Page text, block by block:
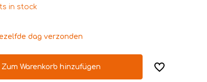
in stock
dag verzonden
Zum Warenkorb hinzufügen